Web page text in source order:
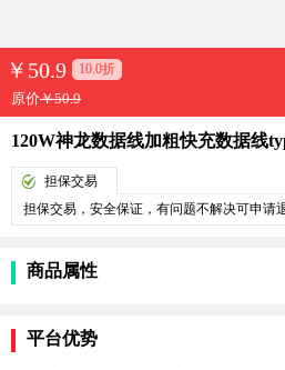
￥ 50.9 10.0折
原价￥50.9
120W神龙数据线加粗快充数据线
担保交易
担保交易，安全保证，有问题不解决可申请
商品属性
平台优势